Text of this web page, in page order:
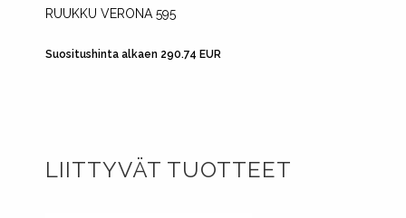
RUUKKU VERONA 595
Suositushinta alkaen 290.74 EUR
LIITTYVÄT TUOTTEET